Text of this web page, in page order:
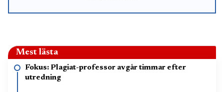
Mest lästa
Fokus: Plagiat-professor avgår timmar efter
utredning